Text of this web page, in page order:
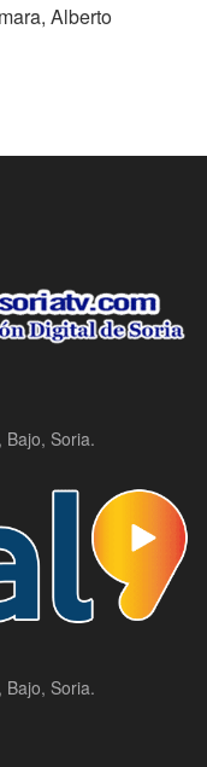
Alberto
Bajo, Soria.
Bajo, Soria.